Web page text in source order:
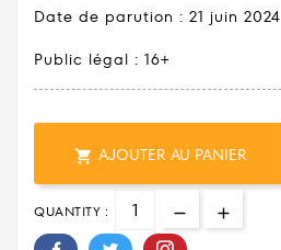
Date de parution : 21 juin 2024
Public légal : 16+
 AJOUTER AU PANIER
QUANTITY :